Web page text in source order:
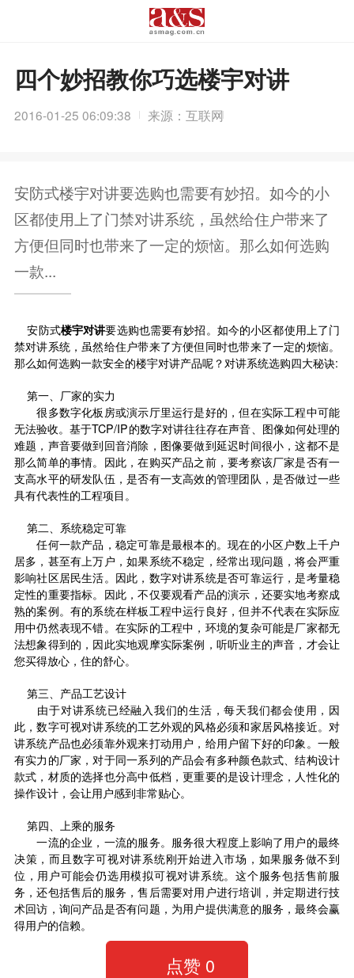
四个妙招教你巧选楼宇对讲
2016-01-25 06:09:38 来源：互联网
安防式楼宇对讲要选购也需要有妙招。如今的小
区都使用上了门禁对讲系统，虽然给住户带来了
方便但同时也带来了一定的烦恼。那么如何选购
一款...
安防式楼宇对讲要选购也需要有妙招。如今的小区都使用上了门
禁对讲系统，虽然给住户带来了方便但同时也带来了一定的烦恼。
那么如何选购一款安全的楼宇对讲产品呢？对讲系统选购四大秘诀:
第一、厂家的实力
很多数字化板房或演示厅里运行是好的，但在实际工程中可能
无法验收。基于TCP/IP的数字对讲往往存在声音、图像如何处理的
难题，声音要做到回音消除，图像要做到延迟时间很小，这都不是
那么简单的事情。因此，在购买产品之前，要考察该厂家是否有一
支高水平的研发队伍，是否有一支高效的管理团队，是否做过一些
具有代表性的工程项目。
第二、系统稳定可靠
任何一款产品，稳定可靠是最根本的。现在的小区户数上千户
居多，甚至有上万户，如果系统不稳定，经常出现问题，将会严重
影响社区居民生活。因此，数字对讲系统是否可靠运行，是考量稳
定性的重要指标。因此，不仅要观看产品的演示，还要实地考察成
熟的案例。有的系统在样板工程中运行良好，但并不代表在实际应
用中仍然表现不错。在实际的工程中，环境的复杂可能是厂家都无
法想象得到的，因此实地观摩实际案例，听听业主的声音，才会让
您买得放心，住的舒心。
第三、产品工艺设计
由于对讲系统已经融入我们的生活，每天我们都会使用，因
此，数字可视对讲系统的工艺外观的风格必须和家居风格接近。对
讲系统产品也必须靠外观来打动用户，给用户留下好的印象。一般
有实力的厂家，对于同一系列的产品会有多种颜色款式、结构设计
款式，材质的选择也分高中低档，更重要的是设计理念，人性化的
操作设计，会让用户感到非常贴心。
第四、上乘的服务
一流的企业，一流的服务。服务很大程度上影响了用户的最终
决策，而且数字可视对讲系统刚开始进入市场，如果服务做不到
位，用户可能会仍选用模拟可视对讲系统。这个服务包括售前服
务，还包括售后的服务，售后需要对用户进行培训，并定期进行技
术回访，询问产品是否有问题，为用户提供满意的服务，最终会赢
得用户的信赖。
点赞 0